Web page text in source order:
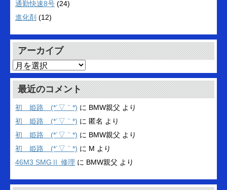
通勤快速8号 (24)
進化剤 (12)
アーカイブ
ア
ー
カ
イ
ブ
最近のコメント
初 姫路 (*´▽｀*) に BMW親父 より
初 姫路 (*´▽｀*) に 匿名 より
初 姫路 (*´▽｀*) に BMW親父 より
初 姫路 (*´▽｀*) に M より
46M3 SMGⅡ 修理 に BMW親父 より